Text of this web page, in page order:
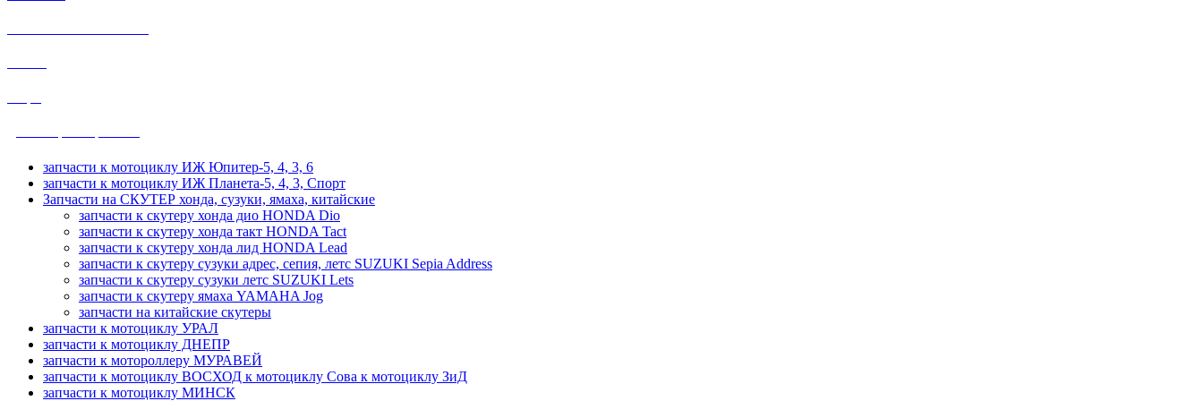
запчасти к мотоциклу ИЖ Юпитер-5, 4, 3, 6
запчасти к мотоциклу ИЖ Планета-5, 4, 3, Спорт
Запчасти на СКУТЕР хонда, сузуки, ямаха, китайские
запчасти к скутеру хонда дио HONDA Dio
запчасти к скутеру хонда такт HONDA Tact
запчасти к скутеру хонда лид HONDA Lead
запчасти к скутеру сузуки адрес, сепия, летс SUZUKI Sepia Address
запчасти к скутеру сузуки летс SUZUKI Lets
запчасти к скутеру ямаха YAMAHA Jog
запчасти на китайские скутеры
запчасти к мотоциклу УРАЛ
запчасти к мотоциклу ДНЕПР
запчасти к мотороллеру МУРАВЕЙ
запчасти к мотоциклу ВОСХОД к мотоциклу Сова к мотоциклу ЗиД
запчасти к мотоциклу МИНСК